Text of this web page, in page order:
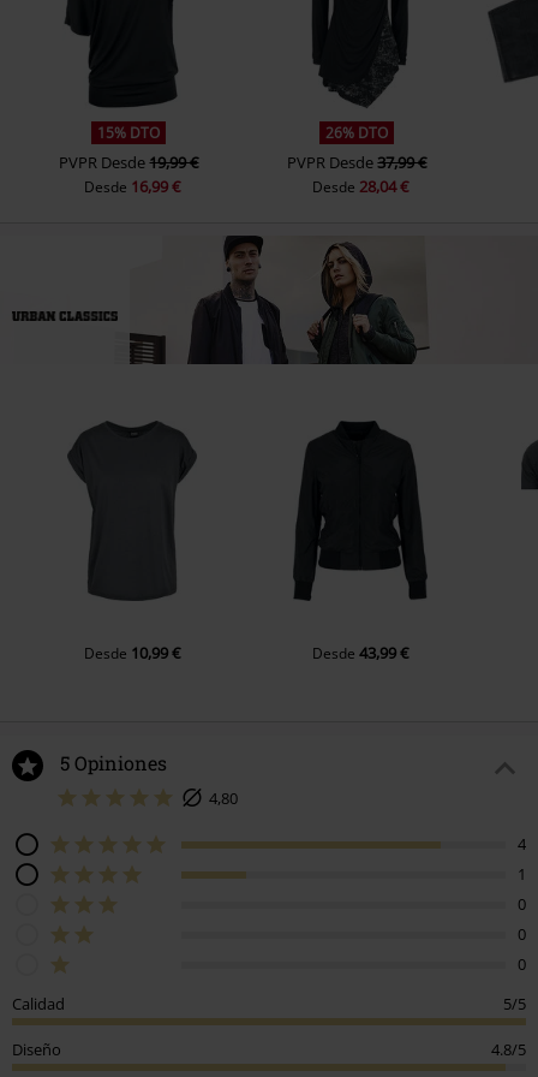
15% DTO
PVPR Desde19,99 €
Desde 16,99 €
26% DTO
PVPR Desde37,99 €
Desde 28,04 €
Desde 10,99 € Desde 43,99 €
5 Opiniones
4,80
4
1
0
0
0
Calidad
5/5
Diseño 4.8/5